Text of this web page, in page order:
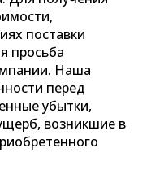
поставки
просьба
Наша
перед
убытки,
возникшие в